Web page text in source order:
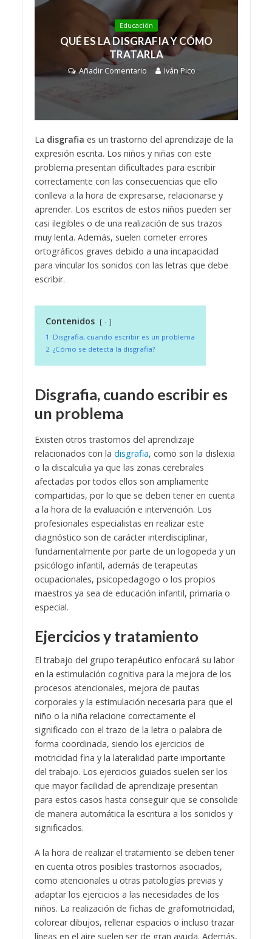
Educación
QUÉ ES LA DISGRAFIA Y CÓMO
TRATARLA
Añadir Comentario Iván Pico
La disgrafia es un trastorno del aprendizaje de la
expresión escrita. Los niños y niñas con este
problema presentan dificultades para escribir
correctamente con las consecuencias que ello
conlleva a la hora de expresarse, relacionarse y
aprender. Los escritos de estos niños pueden ser
casi ilegibles o de una realización de sus trazos
muy lenta. Además, suelen cometer errores
ortográficos graves debido a una incapacidad
para vincular los sonidos con las letras que debe
escribir.
Contenidos
-
1 Disgrafia, cuando escribir es un problema
2 ¿Cómo se detecta la disgrafia?
Disgrafia, cuando escribir es
un problema
Existen otros trastornos del aprendizaje
relacionados con la disgrafia, como son la dislexia
o la discalculia ya que las zonas cerebrales
afectadas por todos ellos son ampliamente
compartidas, por lo que se deben tener en cuenta
a la hora de la evaluación e intervención. Los
profesionales especialistas en realizar este
diagnóstico son de carácter interdisciplinar,
fundamentalmente por parte de un logopeda y un
psicólogo infantil, además de terapeutas
ocupacionales, psicopedagogo o los propios
maestros ya sea de educación infantil, primaria o
especial.
Ejercicios y tratamiento
El trabajo del grupo terapéutico enfocará su labor
en la estimulación cognitiva para la mejora de los
procesos atencionales, mejora de pautas
corporales y la estimulación necesaria para que el
niño o la niña relacione correctamente el
significado con el trazo de la letra o palabra de
forma coordinada, siendo los ejercicios de
motricidad fina y la lateralidad parte importante
del trabajo. Los ejercicios guiados suelen ser los
que mayor facilidad de aprendizaje presentan
para estos casos hasta conseguir que se consolide
de manera automática la escritura a los sonidos y
significados.
A la hora de realizar el tratamiento se deben tener
en cuenta otros posibles trastornos asociados,
como atencionales u otras patologías previas y
adaptar los ejercicios a las necesidades de los
niños. La realización de fichas de grafomotricidad,
colorear dibujos, rellenar espacios o incluso trazar
líneas en el aire suelen ser de gran ayuda. Además,